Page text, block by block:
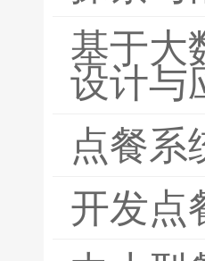
基于大
设计与
点餐系
开发点